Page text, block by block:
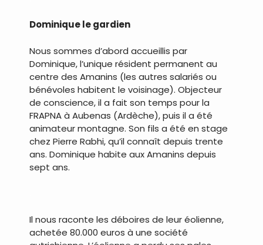
Dominique le gardien
Nous sommes d’abord accueillis par
Dominique, l’unique résident permanent au
centre des Amanins (les autres salariés ou
bénévoles habitent le voisinage). Objecteur
de conscience, il a fait son temps pour la
FRAPNA à Aubenas (Ardèche), puis il a été
animateur montagne. Son fils a été en stage
chez Pierre Rabhi, qu’il connaît depuis trente
ans. Dominique habite aux Amanins depuis
sept ans.
Il nous raconte les déboires de leur éolienne,
achetée 80.000 euros à une société